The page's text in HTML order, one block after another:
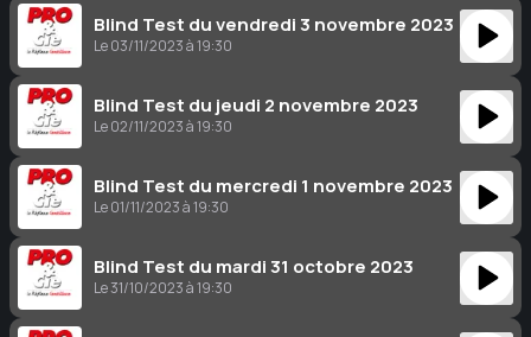
Blind Test du vendredi 3 novembre 2023
Le 03/11/2023 à 19:30
Blind Test du jeudi 2 novembre 2023
Le 02/11/2023 à 19:30
Blind Test du mercredi 1 novembre 2023
Le 01/11/2023 à 19:30
Blind Test du mardi 31 octobre 2023
Le 31/10/2023 à 19:30